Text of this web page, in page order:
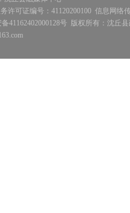
许可证编号：41120200100 信息网络
41162402000128号 版权所有：沈丘